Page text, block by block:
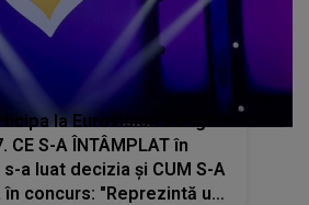
la Eurovision Song
CE S-A ÎNTÂMPLAT în
a luat decizia și CUM S-A
în concurs: "Reprezintă un